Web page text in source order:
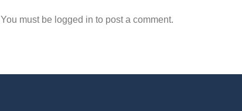
You must be logged in to post a comment.